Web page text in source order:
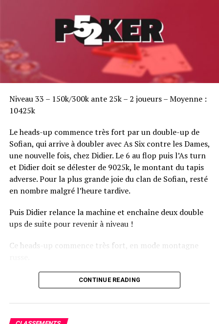
Niveau 33 – 150k/300k ante 25k – 2 joueurs – Moyenne :
10425k
Le heads-up commence très fort par un double-up de
Sofian, qui arrive à doubler avec As Six contre les Dames,
une nouvelle fois, chez Didier. Le 6 au flop puis l’As turn
et Didier doit se délester de 9025k, le montant du tapis
adverse. Pour la plus grande joie du clan de Sofian, resté
en nombre malgré l’heure tardive.
Puis Didier relance la machine et enchaîne deux double
ups de suite pour revenir à niveau !
Ce heads-up commence très fort, en mode montagne
Le champagne va réchauffer si les deux finalistes ne se décident pas !
CONTINUE READING